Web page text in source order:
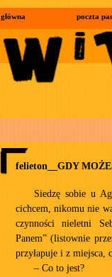
główna poczta
felieton__GDY
Siedzę sobie u
cichcem, nikomu nie
czynności nieletni
Panem” (listownie
przyłapuje i z
– Co to jest?